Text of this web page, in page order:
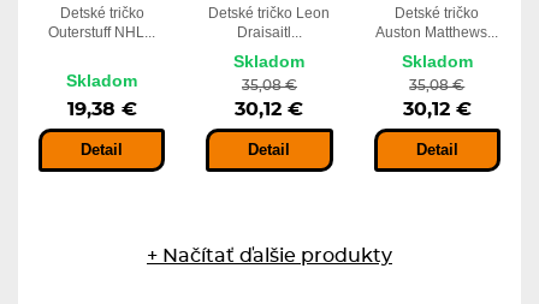
Detské tričko
Outerstuff NHL...
Skladom
19,38 €
Detail
Detské tričko Leon
Draisaitl...
Skladom
35,08 €
30,12 €
Detail
Detské tričko
Auston Matthews...
Skladom
35,08 €
30,12 €
Detail
+ Načítať ďalšie produkty